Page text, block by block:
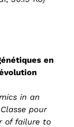
en
in an
pour
of failure to